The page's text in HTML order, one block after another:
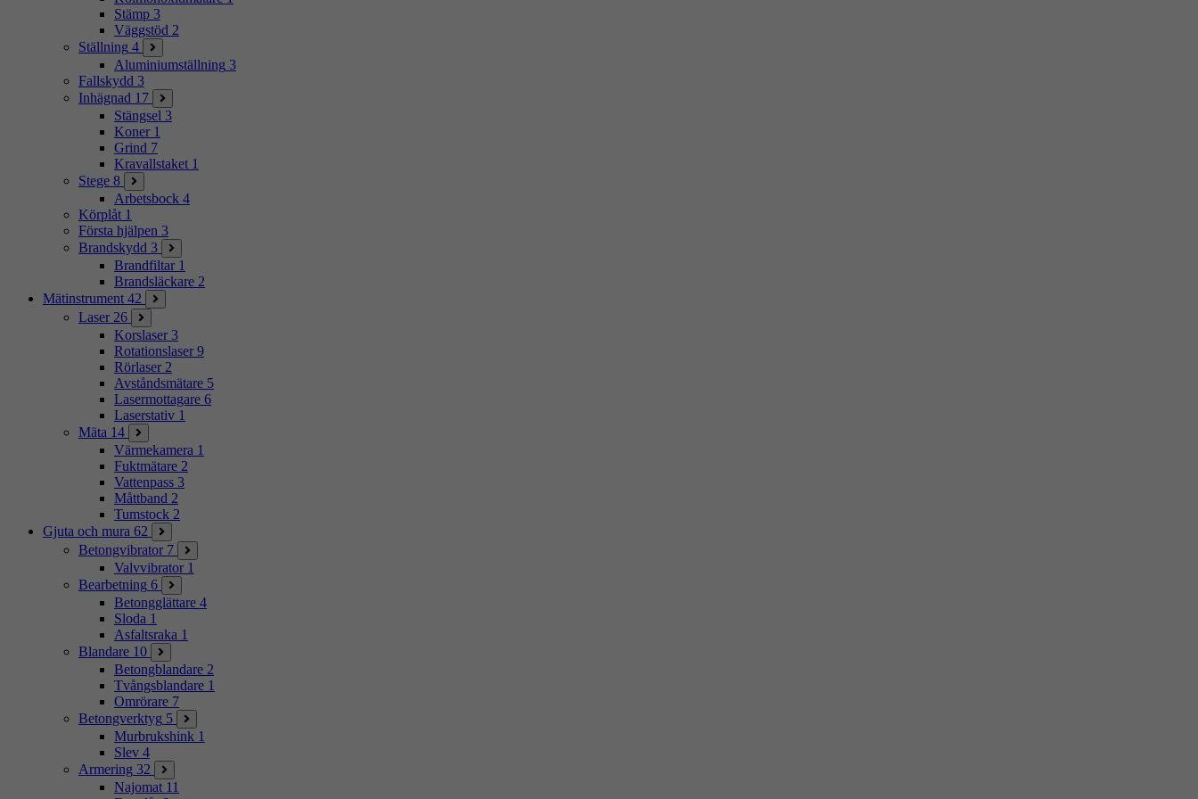
Stämp 3
Väggstöd 2
Ställning 4
Aluminiumställning 3
Fallskydd 3
Inhägnad 17
Stängsel 3
Koner 1
Grind 7
Kravallstaket 1
Stege 8
Arbetsbock 4
Körplåt 1
Första hjälpen 3
Brandskydd 3
Brandfiltar 1
Brandsläckare 2
Mätinstrument 42
Laser 26
Korslaser 3
Rotationslaser 9
Rörlaser 2
Avståndsmätare 5
Lasermottagare 6
Laserstativ 1
Mäta 14
Värmekamera 1
Fuktmätare 2
Vattenpass 3
Måttband 2
Tumstock 2
Gjuta och mura 62
Betongvibrator 7
Valvvibrator 1
Bearbetning 6
Betongglättare 4
Sloda 1
Asfaltsraka 1
Blandare 10
Betongblandare 2
Tvångsblandare 1
Omrörare 7
Betongverktyg 5
Murbrukshink 1
Slev 4
Armering 32
Najomat 11